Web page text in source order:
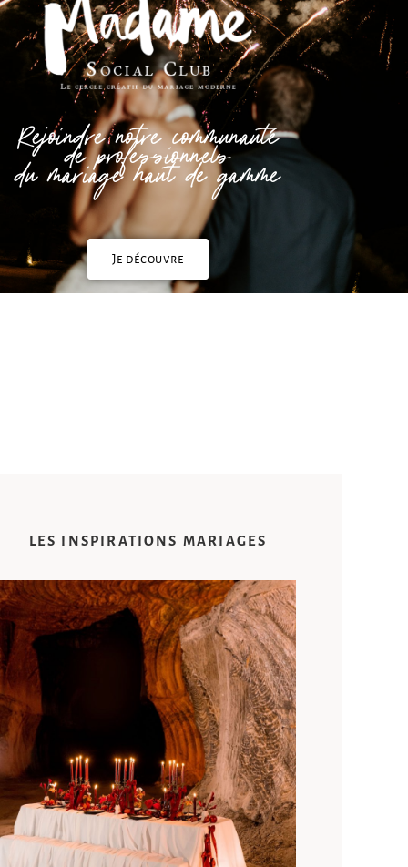
Rejoindre notre communauté
de professionnels
du mariage haut de gamme
Je découvre
LES INSPIRATIONS MARIAGES